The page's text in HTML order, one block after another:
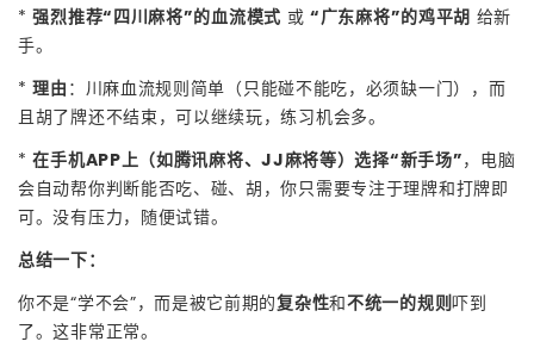
*强烈推荐“四川麻将”的血流模式 或“广东麻将”的鸡平胡 给新
手。
*理由 ：川麻血流规则简单（只能碰不能吃，必须缺一门），而
且胡了牌还不结束，可以继续玩，练习机会多。
*在手机APP上（如腾讯麻将、JJ麻将等）选择“新手场”，电脑
会自动帮你判断能否吃、碰、胡，你只需要专注于理牌和打牌即
可。没有压力，随便试错。
总结一下：
你不是“学不会”，而是被它前期的复杂性和不统一的规则吓到
了。这非常正常。